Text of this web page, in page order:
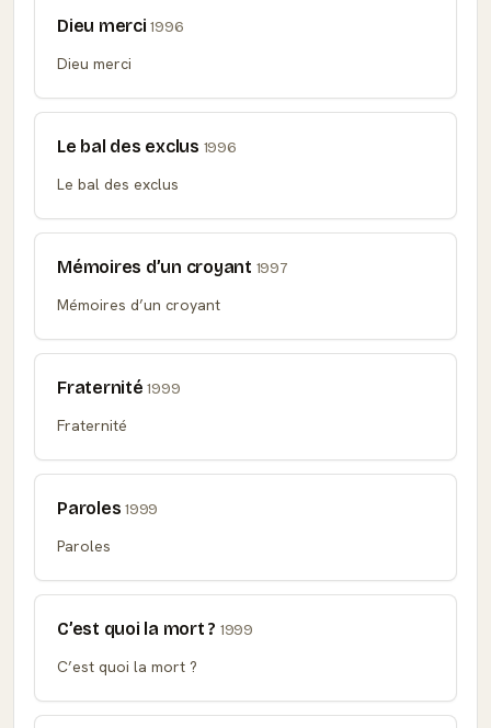
Dieu merci1996
Dieu merci
Le bal des exclus 1996
Le bal des exclus
Mémoires d’un croyant 1997
Mémoires d’un croyant
Fraternité1999
Fraternité
Paroles1999
Paroles
C’est quoi la mort ? 1999
C’est quoi la mort ?